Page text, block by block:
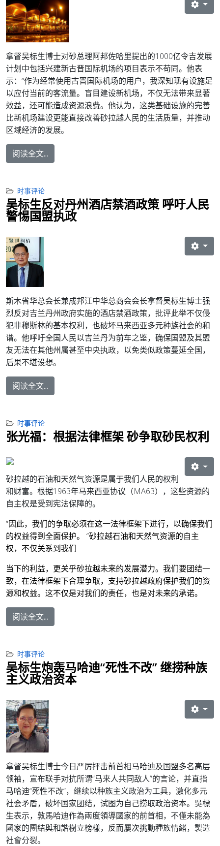
拿督吴标生博士对砂总理阿邦佐哈里提出的1000亿令吉发展
计划中包括兴建新古晋国际机场的项目表示不苟同。他表
示：“作为经常使用古晋国际机场的用户，我深知现有设施足
以应付当前的客流量。盲目建设新机场，不仅无法带来显著
效益，还可能造成资源浪费。他认为，这类基础设施的完善
比新机场建设更能直接改善砂拉越人民的生活质量，并推动
区域经济的发展。
阅读全文...
时事评论
吴标生反对丹州酒店禁酒政策 呼吁人民
警惕国盟执政
斯木省华总会长兼成邦江中华总商会会长拿督吴标生博士强
烈反对吉兰丹州政府实施的酒店禁酒政策，批评此举不仅侵
犯非穆斯林的基本权利，也破坏马来西亚多元种族社会的和
谐。他呼吁全国人民以吉兰丹为前车之鉴，确保国盟及其盟
友无法在其他州属甚至中央执政，以免类似政策蔓延全国，
后果不堪设想。
阅读全文...
时事评论
张光福：根据法律框架 砂争取砂民权利
砂拉越的石油和天然气资源是属于我们人民的权利
和财富。根据1963年马来西亚协议（MA63），这些资源的
自主权是受到宪法保障的。
“因此，我们的争取必须在这一法律框架下进行，以确保我们
的权益得到全面保护。 ”砂拉越石油和天然气资源的自主
权，不仅关系到我们
当下的利益，更关乎砂拉越未来的发展潜力。我们要团结一
致，在法律框架下合理争取，支持砂拉越政府保护我们的资
源和权益。这不仅是对我们的责任，也是对未来的承诺。
阅读全文...
时事评论
吴标生炮轰马哈迪“死性不改” 继捞种族
主义政治资本
拿督吴标生博士今日严厉抨击前首相马哈迪及国盟多名高层
领袖，宣布联手对抗所谓“马来人共同敌人”的言论，并直指
马哈迪“死性不改”，继续以种族主义政治为工具，激化多元
社会矛盾，破坏国家团结，试图为自己捞取政治资本。吳標
生表示，敦馬哈迪作為兩度領導國家的前首相，不僅未能為
國家的團結與和諧樹立榜樣，反而屢次挑動種族情緒，製造
社會分裂。